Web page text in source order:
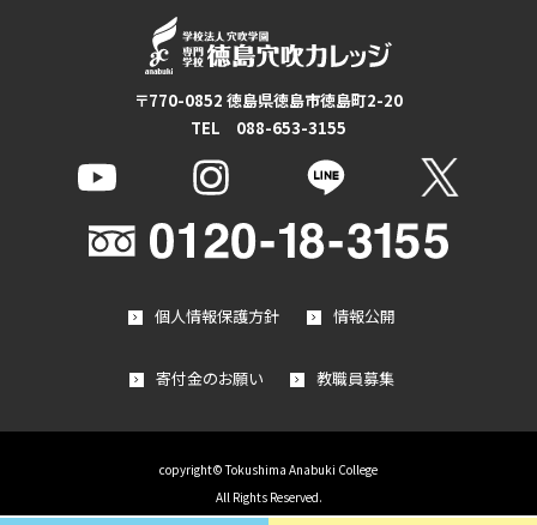
〒770-0852 徳島県徳島市徳島町2-20
TEL 088-653-3155
個人情報保護方針 情報公開
寄付金のお願い 教職員募集
copyright© Tokushima Anabuki College
All Rights Reserved.